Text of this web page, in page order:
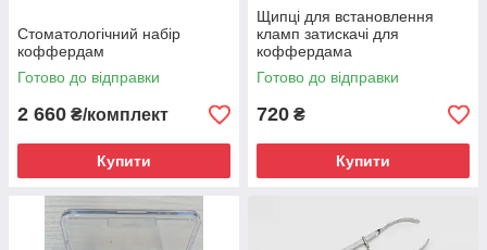
Стоматологічний набір
коффердам
Готово до відправки
2 660 ₴/комплект
Купити
Щипці для встановлення
кламп затискачі для
коффердама
Готово до відправки
720 ₴
Купити